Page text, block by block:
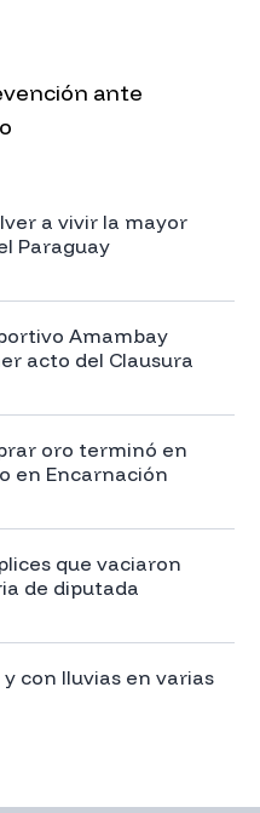
ante
a vivir la mayor
Paraguay
Amambay
acto del Clausura
oro terminó en
en Encarnación
que vaciaron
de diputada
con lluvias en varias